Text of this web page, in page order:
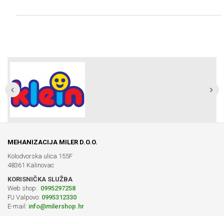
MEHANIZACIJA MILER D.O.O.
Kolodvorska ulica 155F
48361 Kalinovac
KORISNIČKA SLUŽBA
Web shop: 0995297258
PJ Valpovo: 0995312330
E-mail: info@milershop.hr